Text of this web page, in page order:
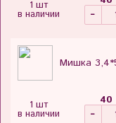
1 шт
в наличии
Мишка
1 шт
в наличии
40